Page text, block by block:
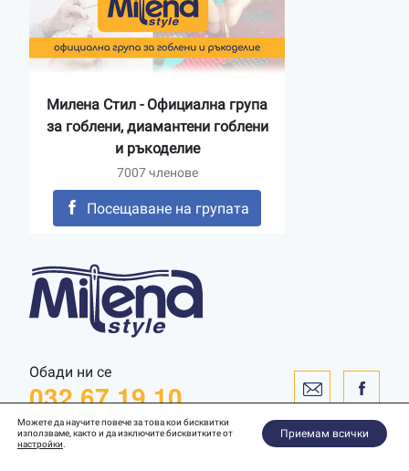
Обади ни се
032 67 19 10
Милена Стил - Официална група
за гоблени, диамантени гоблени
и ръкоделие
7007 членове
Посещаване на групата
Уебсайт от
Можете да научите повече за това кои бисквитки
използваме, както и да изключите бисквитките от
настройки
Приемам всички